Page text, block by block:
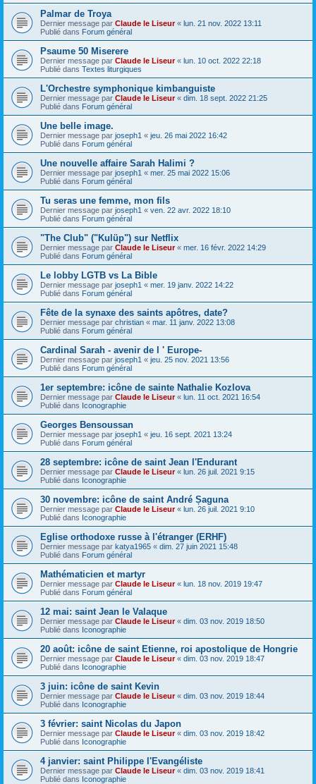
Palmar de Troya
Dernier message par Claude le Liseur« lun. 21 nov. 2022 13:11
Publié dans Forum général
Psaume 50 Miserere
Dernier message par Claude le Liseur« lun. 10 oct. 2022 22:18
Publié dans Textes liturgiques
L'Orchestre symphonique kimbanguiste
Dernier message par Claude le Liseur« dim. 18 sept. 2022 21:25
Publié dans Forum général
Une belle image.
Dernier message par joseph1 « jeu. 26 mai 2022 16:42
Publié dans Forum général
Une nouvelle affaire Sarah Halimi ?
Dernier message par joseph1 « mer. 25 mai 2022 15:06
Publié dans Forum général
Tu seras une femme, mon fils
Dernier message par joseph1 « ven. 22 avr. 2022 18:10
Publié dans Forum général
"The Club" ("Kulüp") sur Netflix
Dernier message par Claude le Liseur« mer. 16 févr. 2022 14:29
Publié dans Forum général
Le lobby LGTB vs La Bible
Dernier message par joseph1 « mer. 19 janv. 2022 14:22
Publié dans Forum général
Fête de la synaxe des saints apôtres, date?
Dernier message par christian « mar. 11 janv. 2022 13:08
Publié dans Forum général
Cardinal Sarah - avenir de l ' Europe-
Dernier message par joseph1 « jeu. 25 nov. 2021 13:56
Publié dans Forum général
1er septembre: icône de sainte Nathalie Kozlova
Dernier message par Claude le Liseur« lun. 11 oct. 2021 16:54
Publié dans Iconographie
Georges Bensoussan
Dernier message par joseph1 « jeu. 16 sept. 2021 13:24
Publié dans Forum général
28 septembre: icône de saint Jean l'Endurant
Dernier message par Claude le Liseur« lun. 26 juil. 2021 9:15
Publié dans Iconographie
30 novembre: icône de saint André Șaguna
Dernier message par Claude le Liseur« lun. 26 juil. 2021 9:10
Publié dans Iconographie
Eglise orthodoxe russe à l'étranger (ERHF)
Dernier message par katya1965 « dim. 27 juin 2021 15:48
Publié dans Forum général
Mathématicien et martyr
Dernier message par Claude le Liseur« lun. 18 nov. 2019 19:47
Publié dans Forum général
12 mai: saint Jean le Valaque
Dernier message par Claude le Liseur« dim. 03 nov. 2019 18:50
Publié dans Iconographie
20 août: icône de saint Etienne, roi apostolique de Hongrie
Dernier message par Claude le Liseur« dim. 03 nov. 2019 18:47
Publié dans Iconographie
3 juin: icône de saint Kevin
Dernier message par Claude le Liseur« dim. 03 nov. 2019 18:44
Publié dans Iconographie
3 février: saint Nicolas du Japon
Dernier message par Claude le Liseur« dim. 03 nov. 2019 18:42
Publié dans Iconographie
4 janvier: saint Philippe l'Evangéliste
Dernier message par Claude le Liseur« dim. 03 nov. 2019 18:41
Publié dans Iconographie